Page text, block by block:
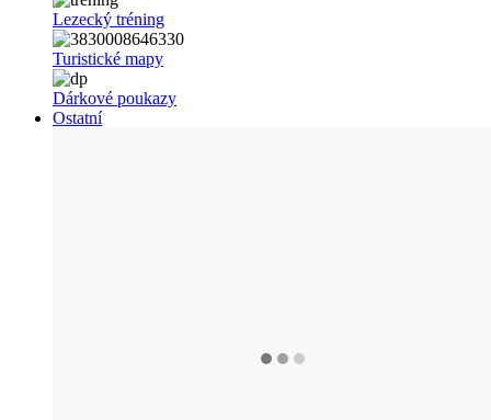
Lezecký tréning
Turistické mapy
Dárkové poukazy
Ostatní